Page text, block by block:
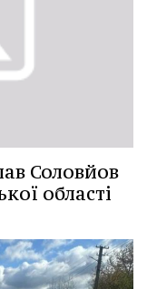
Соловйов
області